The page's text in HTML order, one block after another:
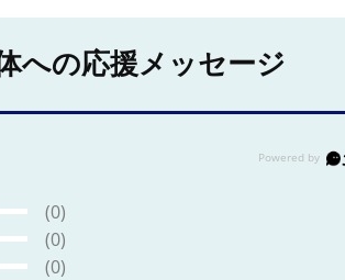
への応援メッセージ
(0)
(0)
(0)